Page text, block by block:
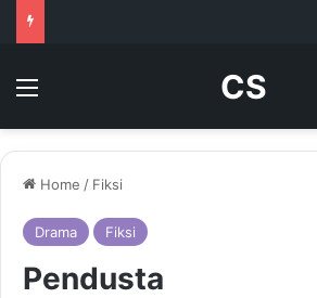
Menu CS
Home / Fiksi
Drama Fiksi
Pendusta